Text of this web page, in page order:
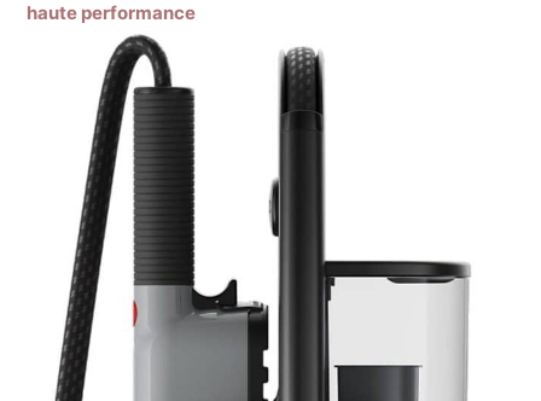
haute performance